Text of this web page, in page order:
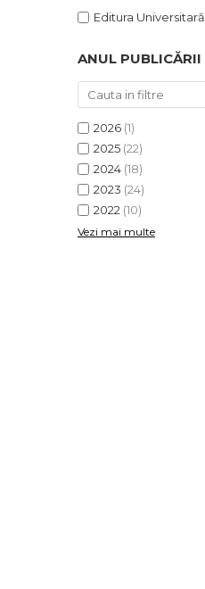
Editura Universitară
ANUL PUBLICĂRII
2026 (1)
2025 (22)
2024 (18)
2023 (24)
2022 (10)
Vezi mai multe